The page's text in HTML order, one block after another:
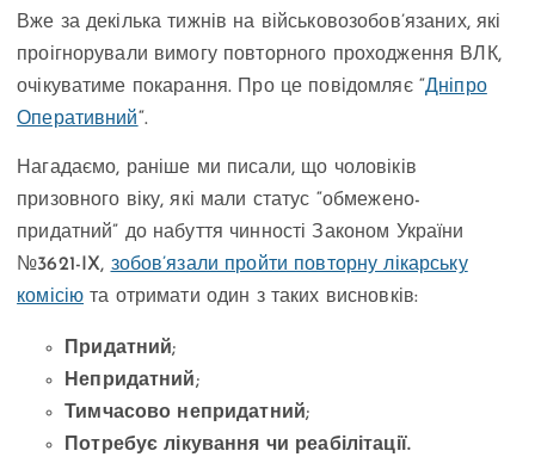
Вже за декілька тижнів на військовозобов’язаних, які
проігнорували вимогу повторного проходження ВЛК,
очікуватиме покарання. Про це повідомляє “Дніпро
Оперативний“.
Нагадаємо, раніше ми писали, що чоловіків
призовного віку, які мали статус “обмежено-
придатний” до набуття чинності Законом України
№3621-IX, зобов’язали пройти повторну лікарську
комісію та отримати один з таких висновків:
Придатний;
Непридатний;
Тимчасово непридатний;
Потребує лікування чи реабілітації.